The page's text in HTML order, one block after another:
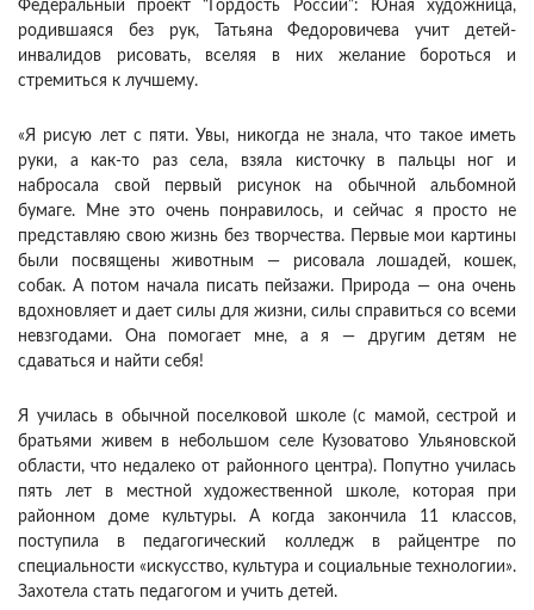
Федеральный проект “Гордость России”: Юная художница,
родившаяся без рук, Татьяна Федоровичева учит детей-
инвалидов рисовать, вселяя в них желание бороться и
стремиться к лучшему.
«Я рисую лет с пяти. Увы, никогда не знала, что такое иметь
руки, а как-то раз села, взяла кисточку в пальцы ног и
набросала свой первый рисунок на обычной альбомной
бумаге. Мне это очень понравилось, и сейчас я просто не
представляю свою жизнь без творчества. Первые мои картины
были посвящены животным — рисовала лошадей, кошек,
собак. А потом начала писать пейзажи. Природа — она очень
вдохновляет и дает силы для жизни, силы справиться со всеми
невзгодами. Она помогает мне, а я — другим детям не
сдаваться и найти себя!
Я училась в обычной поселковой школе (с мамой, сестрой и
братьями живем в небольшом селе Кузоватово Ульяновской
области, что недалеко от районного центра). Попутно училась
пять лет в местной художественной школе, которая при
районном доме культуры. А когда закончила 11 классов,
поступила в педагогический колледж в райцентре по
специальности «искусство, культура и социальные технологии».
Захотела стать педагогом и учить детей.